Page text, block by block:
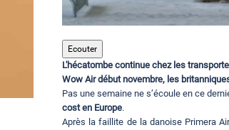
Ecouter
L'hécatombe continue chez les
Wow Air début novembre, les
Pas une semaine ne s’écoule en ce
cost en Europe.
Après la faillite de la danoise Primera